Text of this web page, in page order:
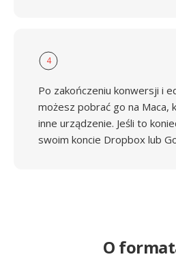
4
Po zakończeniu konwersji i
możesz pobrać go na Maca,
inne urządzenie. Jeśli to
swoim koncie Dropbox lub
O